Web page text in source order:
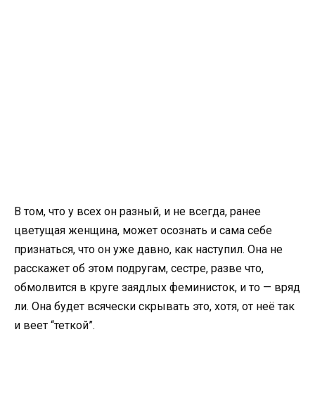
В том, что у всех он разный, и не всегда, ранее
цветущая женщина, может осознать и сама себе
признаться, что он уже давно, как наступил. Она не
расскажет об этом подругам, сестре, разве что,
обмолвится в круге заядлых феминисток, и то — вряд
ли. Она будет всячески скрывать это, хотя, от неё так
и веет “теткой”.